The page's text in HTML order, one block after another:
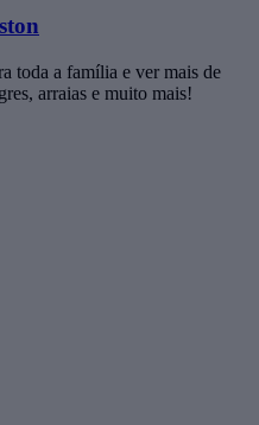
toda a família e ver mais de
arraias e muito mais!